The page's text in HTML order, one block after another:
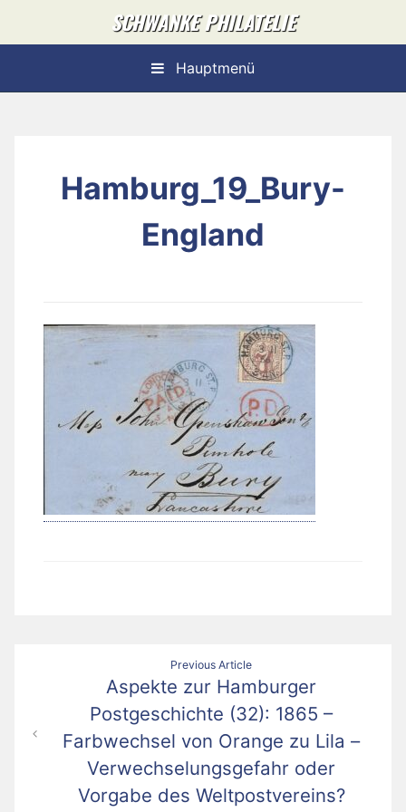
SCHWANKE PHILATELIE
Hauptmenü
Hamburg_19_Bury-
England
Beitragsnavigation
Previous Article
Aspekte zur Hamburger
Postgeschichte (32): 1865 –
Farbwechsel von Orange zu Lila –
Verwechselungsgefahr oder
Vorgabe des Weltpostvereins?